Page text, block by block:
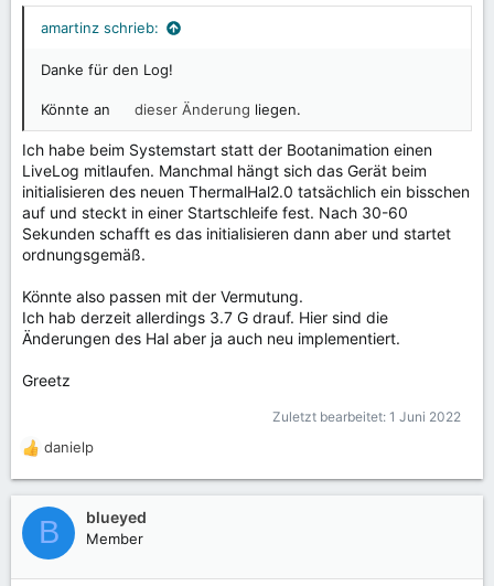
amartinz schrieb:
Danke für den Log!
Könnte an dieser Änderung liegen.
Ich habe beim Systemstart statt der Bootanimation einen
LiveLog mitlaufen. Manchmal hängt sich das Gerät beim
initialisieren des neuen ThermalHal2.0 tatsächlich ein bisschen
auf und steckt in einer Startschleife fest. Nach 30-60
Sekunden schafft es das initialisieren dann aber und startet
ordnungsgemäß.
Könnte also passen mit der Vermutung.
Ich hab derzeit allerdings 3.7 G drauf. Hier sind die
Änderungen des Hal aber ja auch neu implementiert.
Greetz
Zuletzt bearbeitet: 1 Juni 2022
R
e
a
k
t
o
danielp
B blueyed
Member